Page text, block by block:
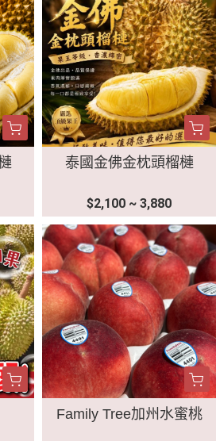
泰國金佛金枕頭榴槤
$2,100 ~ 3,880
Family Tree加州水蜜桃